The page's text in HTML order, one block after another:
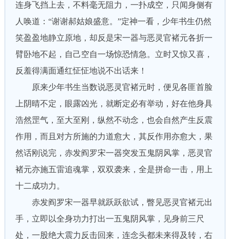
连身飞挡上去，不料毫无阻力，一扑成空，只闻身侧有
人唤道：“谢谢郝姑娘盛意。”定神一看，少年书生仍然
笑盈盈地静立原地，却反是宋一器与恶灵官褚元各折一
臂卧地不起，自己空自一场惊恐情急。立时又惊又喜，
反羞得满面通红怔怔地说不出话来！
原来少年书生当数说恶灵官褚元时，便见各匪首脸
上阴晴不定，眼露凶光，就断定必有举动，好在他身具
浩然罡气，至大至刚，纵然不动念，也会自然产生反震
作用，而且对方所施的力道愈大，其反作用亦愈大，果
然话刚说完，赤发阎罗宋一器突发五鬼阴风掌，恶灵官
褚元亦施五雷追魂掌，双双袭来，全是拼命一击，用上
十二成功力。
赤发阎罗宋一器早就跃跃欲试，瞥见恶灵官褚元出
手，立即以全身功力打出一五鬼阴风掌，见身前三尺
处，一股绝大震力反击回来，连念头都未来得及转，右